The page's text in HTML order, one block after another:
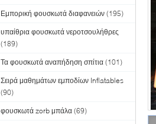
Εμπορική φουσκωτά διαφανειών (195)
υπαίθρια φουσκωτά νεροτσουλήθρες
(189)
Τα φουσκωτά αναπήδηση σπίτια (101)
Σειρά μαθημάτων εμποδίων Inflatables
(90)
φουσκωτά zorb μπάλα (69)